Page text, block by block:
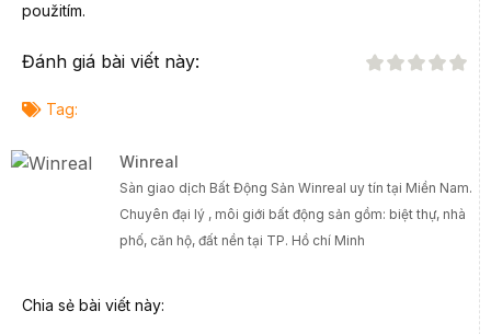
použitím.
Đánh giá bài viết này:
Tag:
Winreal
Sàn giao dịch Bất Động Sản Winreal uy tín tại Miền Nam.
Chuyên đại lý , môi giới bất động sản gồm: biệt thự, nhà
phố, căn hộ, đất nền tại TP. Hồ chí Minh
Chia sẻ bài viết này: